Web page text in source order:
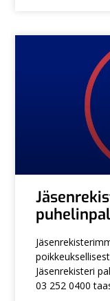
Jäsenrekisteri
03 252 0400